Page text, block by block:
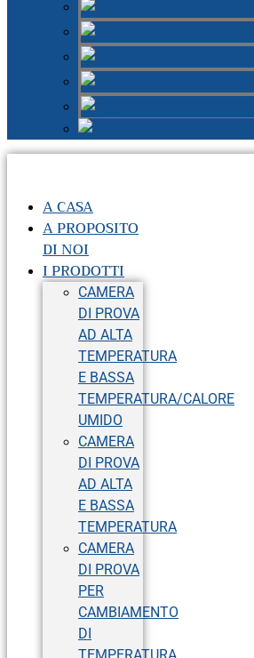
A CASA
A PROPOSITO
DI NOI
I PRODOTTI
CAMERA
DI PROVA
AD ALTA
TEMPERATURA
E BASSA
TEMPERATURA/CALORE
UMIDO
CAMERA
DI PROVA
AD ALTA
E BASSA
TEMPERATURA
CAMERA
DI PROVA
PER
CAMBIAMENTO
DI